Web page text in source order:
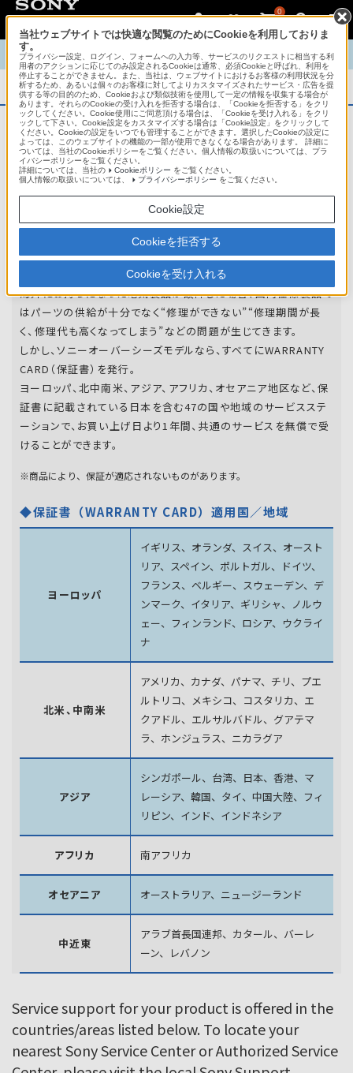
0
TOP 商品概要 商品情報 English 中文
商品概要
アフターサービス
オーバーシーズモデルは、いろいろな国
地域で共通の保証を実施しています。
世界47の国や地域で共通の保証サービスを実施し
ています。
海外にお持ちになった電気製品が故障した場合、国内仕様製品で
はパーツの供給が十分でなく“修理ができない”“修理期間が長
く、修理代も高くなってしまう”などの問題が生じてきます。
しかし、ソニーオーバーシーズモデルなら、すべてにWARRANTY
CARD（保証書）を発行。
ヨーロッパ、北中南米、アジア、アフリカ、オセアニア地区など、保
証書に記載されている日本を含む47の国や地域のサービスステ
ーションで、お買い上げ日より1年間、共通のサービスを無償で受
けることができます。
※商品により、保証が適応されないものがあります。
◆保証書（WARRANTY CARD）適用国／地域
ヨーロッパ
イギリス、オランダ、スイス、オースト
リア、スペイン、 ポルトガル、ドイツ、
フランス、ベルギー、スウェーデン、 デ
ンマーク、イタリア、ギリシャ、ノルウ
ェー、フィンランド、 ロシア、ウクライ
ナ
北米、中南米
アメリカ、カナダ、パナマ、チリ、プエ
ルトリコ、メキシコ、 コスタリカ、エ
クアドル、エルサルバドル、グアテマ
ラ、 ホンジュラス、ニカラグア
アジア
シンガポール、台湾、日本、香港、マ
レーシア、韓国、 タイ、中国大陸、フィ
リピン、インド、インドネシア
アフリカ 南アフリカ
オセアニア オーストラリア、ニュージーランド
中近東
アラブ首長国連邦、カタール、バーレ
ーン、レバノン
Service support for your product is offered in the
countries/areas listed below. To locate your
nearest Sony Service Center or Authorized Service
当社ウェブサイトでは快適な閲覧のためにCookieを利用しておりま
す。
プライバシー設定、ログイン、フォームへの入力等、サービスのリクエストに相当する利
用者のアクションに応じてのみ設定されるCookieは通常、必須Cookieと呼ばれ、利用を
停止することができません。また、当社は、ウェブサイトにおけるお客様の利用状況を分
析するため、あるいは個々のお客様に対してよりカスタマイズされたサービス・広告を提
供する等の目的のため、Cookieおよび類似技術を使用して一定の情報を収集する場合が
あります。それらのCookieの受け入れを拒否する場合は、「Cookieを拒否する」をクリ
ックしてください。Cookie使用にご同意頂ける場合は、「Cookieを受け入れる」をクリ
ックして下さい。Cookie設定をカスタマイズする場合は「Cookie設定」をクリックして
ください。Cookieの設定をいつでも管理することができます。選択したCookieの設定に
よっては、このウェブサイトの機能の一部が使用できなくなる場合があります。 詳細に
ついては、当社のCookieポリシーをご覧ください。個人情報の取扱いについては、プラ
イバシーポリシーをご覧ください。
詳細については、当社の
Cookieポリシー をご覧ください。
個人情報の取扱いについては、
プライバシーポリシー をご覧ください。
Cookie設定
Cookieを拒否する
Cookieを受け入れる